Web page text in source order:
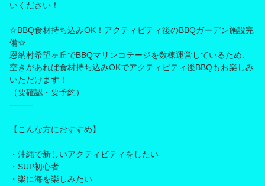
いください！
☆BBQ食材持ち込みOK！アクティビティ後のBBQガーデン施設完
備☆
恩納村希望ヶ丘でBBQマリンコテージを数棟運営しているため、
空きがあれば食材持ち込みOKでアクティビティ後BBQもお楽しみ
いただけます！
（要確認・要予約）
⸻
【こんな方におすすめ】
・沖縄で新しいアクティビティをしたい
・SUP初心者
・楽に海を楽しみたい